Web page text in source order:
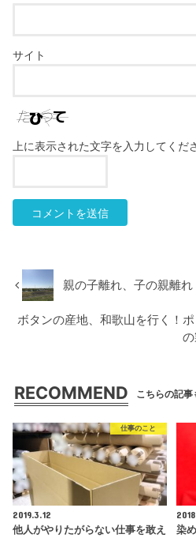
サイト
上に表示された文字を入力してくだ
親の子離れ、子の親離れ
ボタンの産地、和歌山を行く！
RECOMMEND こちらの記事
仕事のこと
2019.3.12
他人がやりたがらない仕事を敢え
染